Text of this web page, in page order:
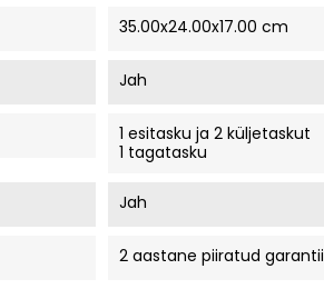
35.00x24.00x17.00 cm
Jah
1 esitasku ja 2 küljetaskut
1 tagatasku
Jah
2 aastane piiratud garantii